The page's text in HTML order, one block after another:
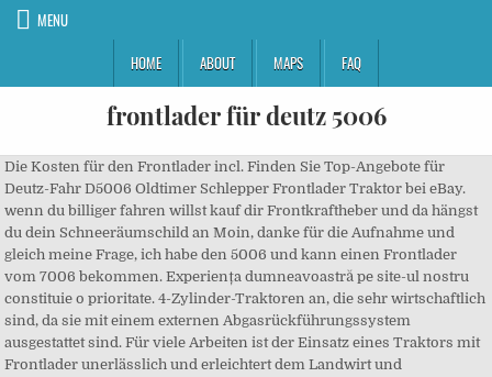
MENU
HOME
ABOUT MAPS FAQ
frontlader für deutz 5006
Die Kosten für den Frontlader incl. Finden Sie Top-Angebote für
Deutz-Fahr D5006 Oldtimer Schlepper Frontlader Traktor bei eBay.
wenn du billiger fahren willst kauf dir Frontkraftheber und da hängst
du dein Schneeräumschild an Moin, danke für die Aufnahme und
gleich meine Frage, ich habe den 5006 und kann einen Frontlader
vom 7006 bekommen. Experiența dumneavoastră pe site-ul nostru
constituie o prioritate. 4-Zylinder-Traktoren an, die sehr wirtschaftlich
sind, da sie mit einem externen Abgasrückführungssystem
ausgestattet sind. Für viele Arbeiten ist der Einsatz eines Traktors mit
Frontlader unerlässlich und erleichtert dem Landwirt und